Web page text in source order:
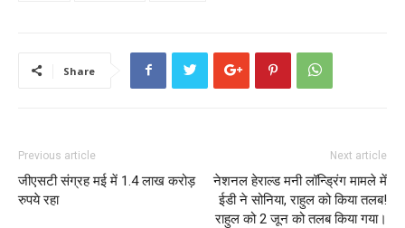
Share
Previous article
जीएसटी संग्रह मई में 1.4 लाख करोड़
रुपये रहा
Next article
नेशनल हेराल्ड मनी लॉन्ड्रिंग मामले में
ईडी ने सोनिया, राहुल को किया तलब!
राहुल को 2 जून को तलब किया गया।